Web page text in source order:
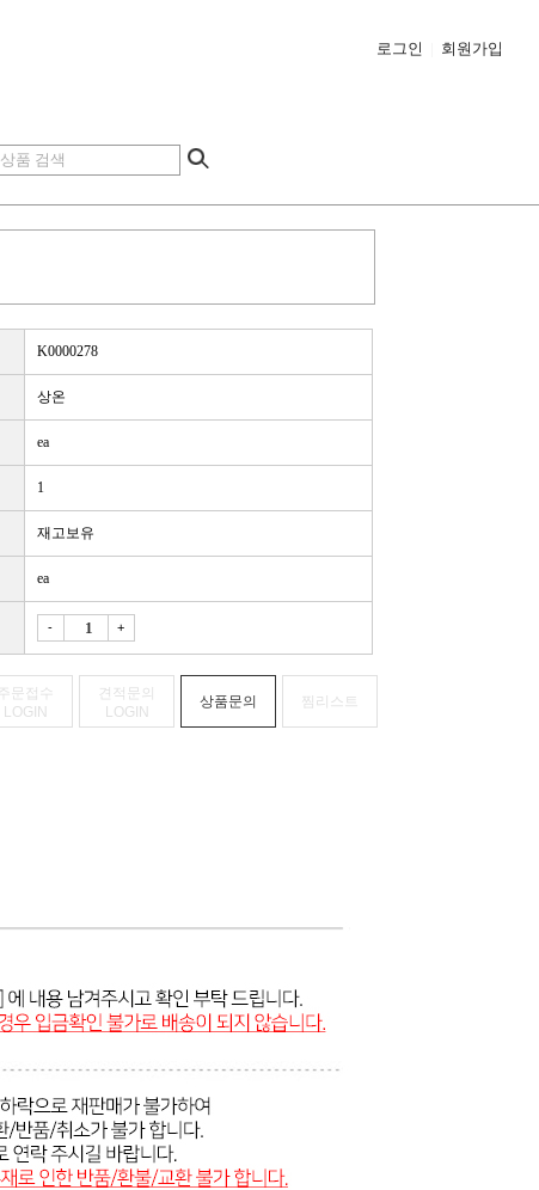
로그인 회원가입
K0000278
상온
ea
1
재고보유
ea
- +
주문접수
LOGIN
견적문의
LOGIN
상품문의 찜리스트